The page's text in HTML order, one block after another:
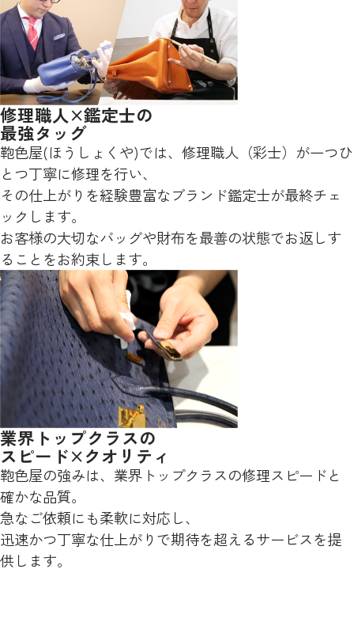
修理職人×鑑定士の
最強タッグ
鞄色屋(ほうしょくや)では、修理職人（彩士）が一つひ
とつ丁寧に修理を行い、
その仕上がりを経験豊富なブランド鑑定士が最終チェ
ックします。
お客様の大切なバッグや財布を最善の状態でお返しす
ることをお約束します。
業界トップクラスの
スピード×クオリティ
鞄色屋の強みは、業界トップクラスの修理スピードと
確かな品質。
急なご依頼にも柔軟に対応し、
迅速かつ丁寧な仕上がりで期待を超えるサービスを提
供します。